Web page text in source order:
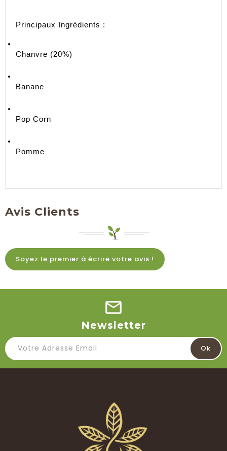
Principaux Ingrédients :
Chanvre (20%)
Banane
Pop Corn
Pomme
Avis Clients
Soyez le premier à écrire votre avis !
Newsletter